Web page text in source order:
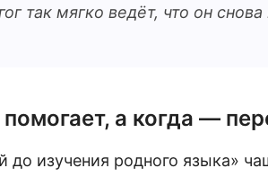
так мягко ведёт, что он снова
а когда —
до изучения родного языка»